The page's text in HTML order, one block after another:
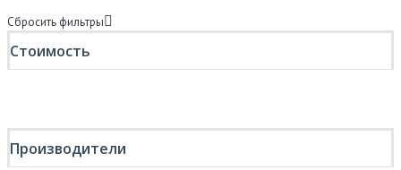
Сбросить фильтры
Стоимость
Производители